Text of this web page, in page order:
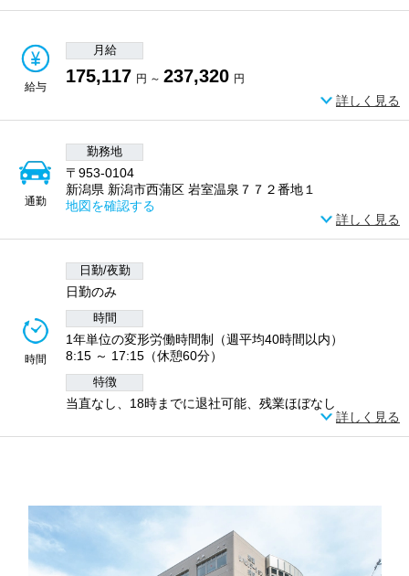
給与
月給
175,117 円 ～ 237,320 円
詳しく見る
通勤
勤務地
〒953-0104
新潟県 新潟市西蒲区 岩室温泉７７２番地１
地図を確認する
詳しく見る
時間
日勤/夜勤
日勤のみ
時間
1年単位の変形労働時間制（週平均40時間以内）
8:15 ～ 17:15（休憩60分）
特徴
当直なし、18時までに退社可能、残業ほぼなし
詳しく見る